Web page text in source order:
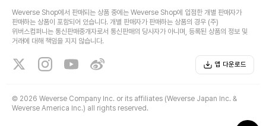
Weverse Shop에서 판매되는 상품 중에는 Weverse Shop에 입점한 개별 판매자가
판매하는 상품이 포함되어 있습니다. 개별 판매자가 판매하는 상품의 경우 (주)
위버스컴퍼니는 통신판매중개자로서 통신판매의 당사자가 아니며, 등록된 상품의 정보 및
거래에 대해 책임을 지지 않습니다.
앱 다운로드
© 2026 Weverse Company Inc. or its affiliates (Weverse Japan Inc. &
Weverse America Inc.) all rights reserved.